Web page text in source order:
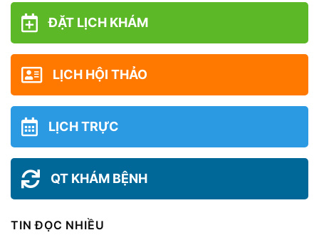
ĐẶT LỊCH KHÁM
LỊCH HỘI THẢO
LỊCH TRỰC
QT KHÁM BỆNH
TIN ĐỌC NHIỀU